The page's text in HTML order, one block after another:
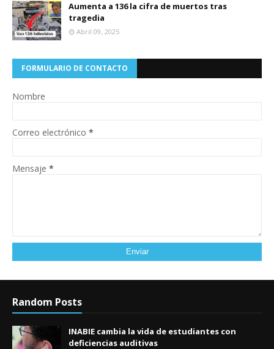
Aumenta a 136 la cifra de muertos tras
tragedia
Abril 09, 2025
FORMULARIO DE CONTACTO
Nombre
Correo electrónico *
Mensaje *
Random Posts
INABIE cambia la vida de estudiantes con
deficiencias auditivas